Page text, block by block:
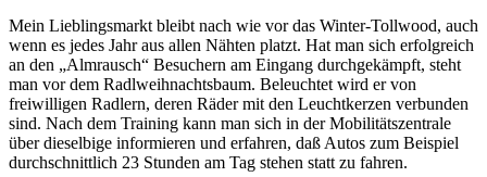
Mein Lieblingsmarkt bleibt nach wie vor das Winter-Tollwood, auch
wenn es jedes Jahr aus allen Nähten platzt. Hat man sich erfolgreich
an den „Almrausch“ Besuchern am Eingang durchgekämpft, steht
man vor dem Radlweihnachtsbaum. Beleuchtet wird er von
freiwilligen Radlern, deren Räder mit den Leuchtkerzen verbunden
sind. Nach dem Training kann man sich in der Mobilitätszentrale
über dieselbige informieren und erfahren, daß Autos zum Beispiel
durchschnittlich 23 Stunden am Tag stehen statt zu fahren.